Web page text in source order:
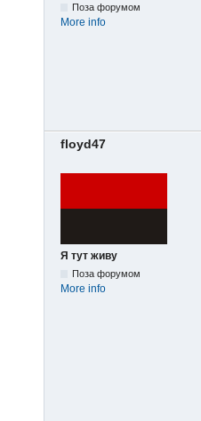
Поза форумом
More info
floyd47
Я тут живу
Поза форумом
More info